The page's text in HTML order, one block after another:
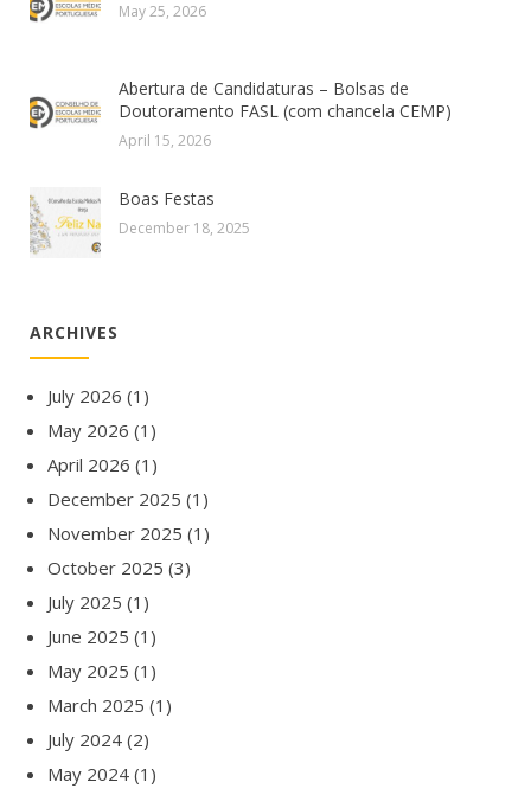
May 25, 2026
Abertura de Candidaturas – Bolsas de
Doutoramento FASL (com chancela CEMP)
April 15, 2026
Boas Festas
December 18, 2025
ARCHIVES
July 2026 (1)
May 2026 (1)
April 2026 (1)
December 2025 (1)
November 2025 (1)
October 2025 (3)
July 2025 (1)
June 2025 (1)
May 2025 (1)
March 2025 (1)
July 2024 (2)
May 2024 (1)